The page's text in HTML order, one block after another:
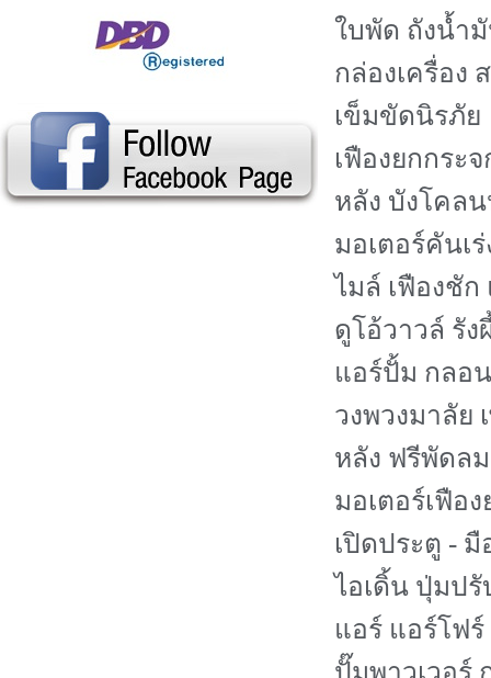
ใบพัด ถังน้ำมั
กล่องเครื่อง
เข็มขัดนิรภัย
เฟืองยกกระ
หลัง บังโคล
มอเตอร์คันเ
ไมล์ เฟืองชัก
ดูโอ้วาวล์ รั
แอร์ปั้ม กลอ
วงพวงมาลัย
หลัง ฟรีพัดลม
มอเตอร์เฟือ
เปิดประตู -
ไอเดิ้น ปุ่มป
แอร์ แอร์โฟ
ปั๊มพาวเวอร์